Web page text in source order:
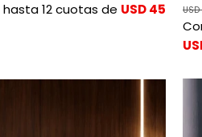
hasta 12 cuotas de USD 45